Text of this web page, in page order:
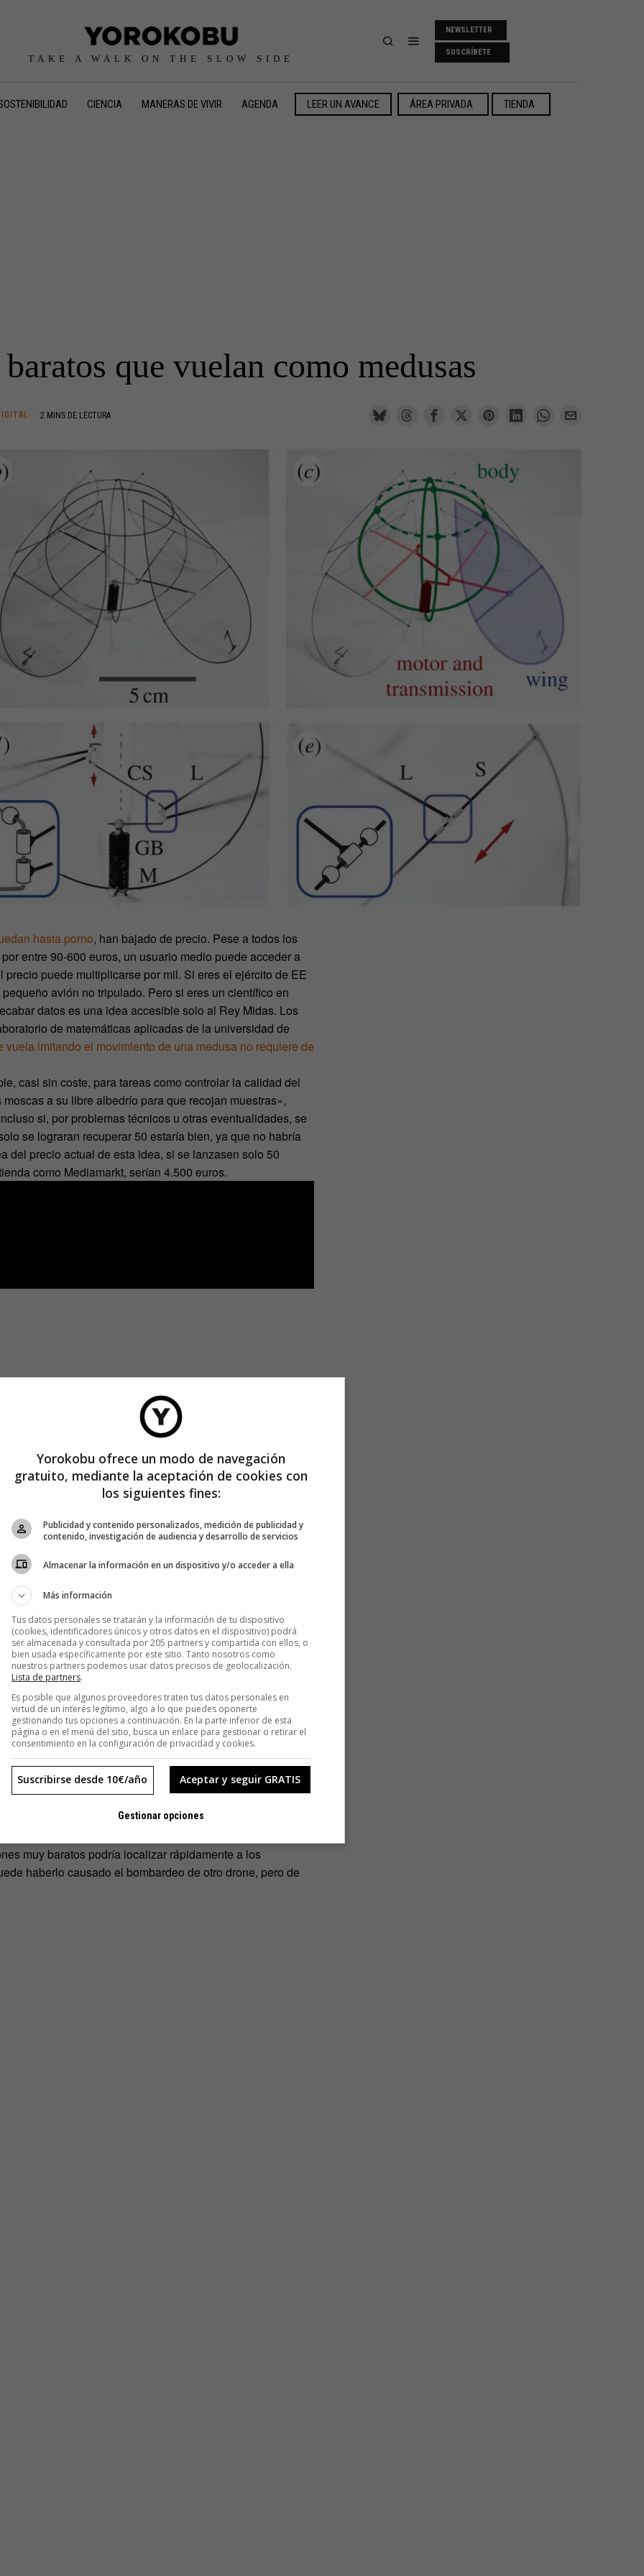
TAKE A WALK ON THE SLOW SIDE
NEWSLETTER
SUSCRÍBETE
CIENCIA MANERAS DE VIVIR AGENDA LEER UN AVANCE ÁREA PRIVADA TIENDA
que vuelan como medusas
2 MINS DE LECTURA
hasta porno, han bajado de precio. Pese a todos los
entre 90-600 euros, un usuario medio puede acceder a
puede multiplicarse por mil. Si eres el ejército de EE
avión no tripulado. Pero si eres un científico en
datos es una idea accesible solo al Rey Midas. Los
de matemáticas aplicadas de la universidad de
vuela imitando el movimiento de una medusa no requiere de
casi sin coste, para tareas como controlar la calidad del
a su libre albedrío para que recojan muestras»,
si, por problemas técnicos u otras eventualidades, se
se lograran recuperar 50 estaría bien, ya que no habría
del precio actual de esta idea, si se lanzasen solo 50
como Mediamarkt, serían 4.500 euros.
de cuatro alas con forma de gota de agua, unidos a una
de pequeños drones basados en insectos,
su idea logra mantener la estabilidad en el aire sin ningún tipo
con cámaras de alta velocidad por
para explicarlo. Cuando las alas «aplauden», el
presión. Cuando el aire vuelve a su lugar original, forma
aire. El problema es la alta inestabilidad de este tipo de
increíbles y y que obliga a las máquinas a usar
motivo por el que nuestro aparato logra mantenerse recto
creemos que tiene que ver con que las fuerzas
la máquina, aunque un poco por encima». A la hora de
acude -en lugar de a las consabidas moscas, mariposas y
Las medusas, con su forma de campana, expulsan el
a la vez sus cuatro alas, «expulsando el aire entre ellas»,
a la fuerza de la gravedad.
mecánicos. En caso de un derrumbe en un complejo
muy baratos podría localizar rápidamente a los
haberlo causado el bombardeo de otro drone, pero de
Yorokobu ofrece un modo de navegación
gratuito, mediante la aceptación de cookies con
los siguientes fines:
Publicidad y contenido personalizados, medición de publicidad y
contenido, investigación de audiencia y desarrollo de servicios
Almacenar la información en un dispositivo y/o acceder a ella
Más información
Tus datos personales se tratarán y la información de tu dispositivo
(cookies, identificadores únicos y otros datos en el dispositivo) podrá
ser almacenada y consultada por 205 partners y compartida con ellos, o
bien usada específicamente por este sitio. Tanto nosotros como
nuestros partners podemos usar datos precisos de geolocalización.
Lista de partners.
Es posible que algunos proveedores traten tus datos personales en
virtud de un interés legítimo, algo a lo que puedes oponerte
gestionando tus opciones a continuación. En la parte inferior de esta
página o en el menú del sitio, busca un enlace para gestionar o retirar el
consentimiento en la configuración de privacidad y cookies.
Aceptar y seguir GRATIS
Suscribirse desde 10€/año
Gestionar opciones